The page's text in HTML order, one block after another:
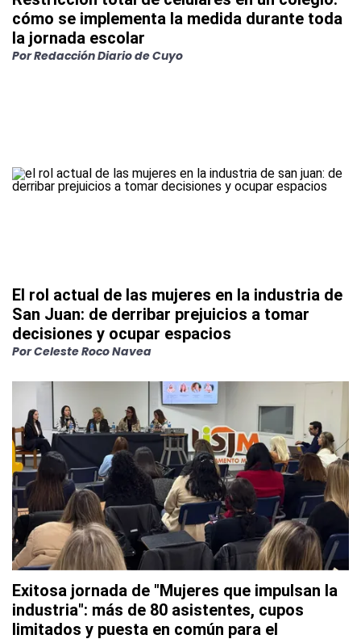
cómo se implementa la medida durante toda
la jornada escolar
PorRedacción Diario de Cuyo
El rol actual de las mujeres en la industria de
San Juan: de derribar prejuicios a tomar
decisiones y ocupar espacios
PorCeleste Roco Navea
Exitosa jornada de "Mujeres que impulsan la
industria": más de 80 asistentes, cupos
limitados y puesta en común para el